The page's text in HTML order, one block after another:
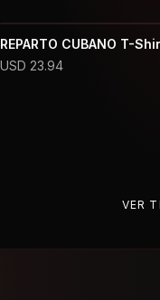
REPARTO CUBANO T-
USD 23.94
VER